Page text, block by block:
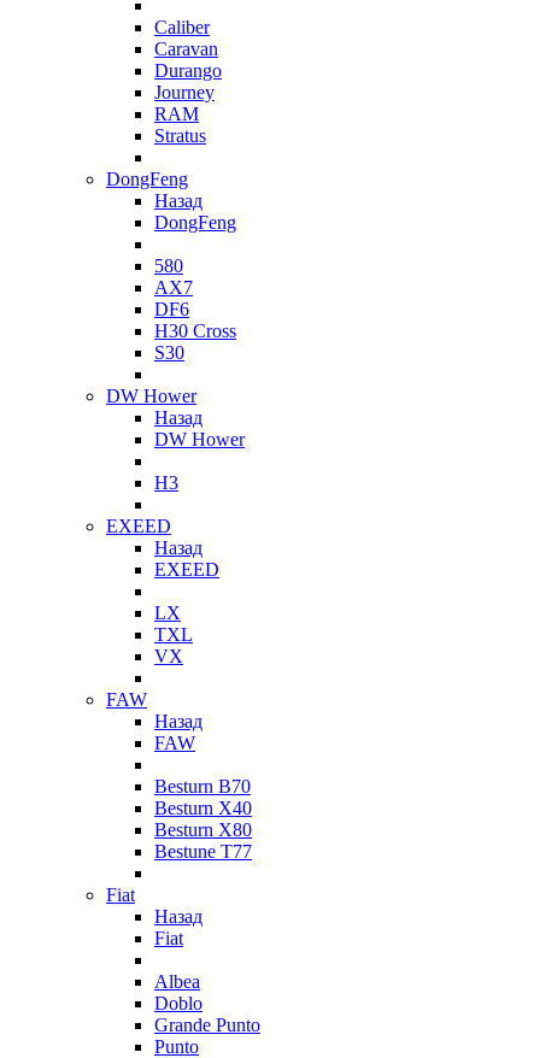
Caliber
Caravan
Durango
Journey
RAM
Stratus
DongFeng
Назад
DongFeng
580
AX7
DF6
H30 Cross
S30
DW Hower
Назад
DW Hower
H3
EXEED
Назад
EXEED
LX
TXL
VX
FAW
Назад
FAW
Besturn B70
Besturn X40
Besturn X80
Bestune T77
Fiat
Назад
Fiat
Albea
Doblo
Grande Punto
Punto